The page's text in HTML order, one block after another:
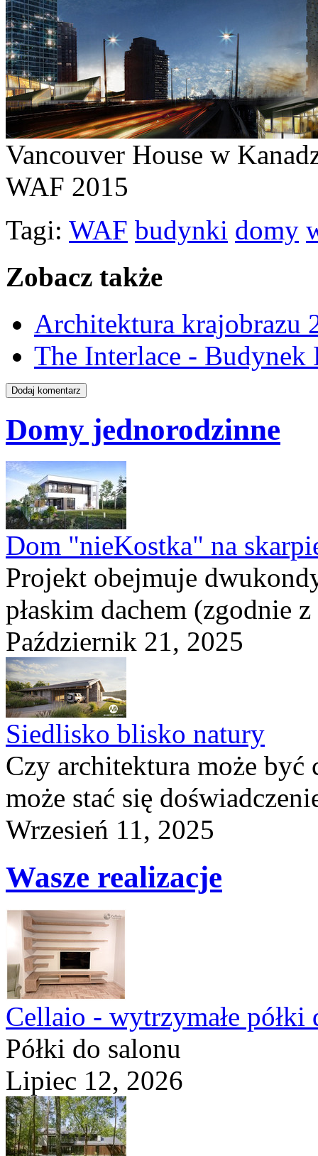
Vancouver House w
WAF 2015
Tagi: WAF budynki domy
Zobacz także
Architektura krajobrazu
The Interlace -
Domy jednorodzinne
Dom "nieKostka" na
Projekt obejmuje
płaskim dachem (zgodnie
Październik 21, 2025
Siedlisko blisko natury
Czy architektura może
może stać się
Wrzesień 11, 2025
Wasze realizacje
Cellaio - wytrzymałe półki
Półki do salonu
Lipiec 12, 2026